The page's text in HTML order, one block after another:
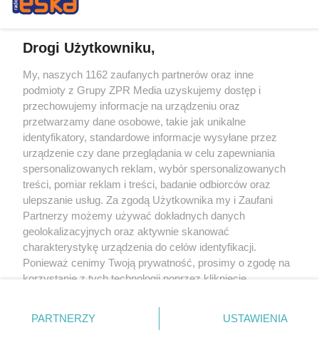
Żaden utwór zamieszczony w serwisie nie może być powielany i
rozpowszechniany lub dalej rozpowszechniany w jakikolwiek sposób (w
tym także elektroniczny lub mechaniczny) na jakimkolwiek polu
eksploatacji w jakiejkolwiek formie, włącznie z umieszczaniem w Internecie
bez pisemnej zgody właściciela praw. Jakiekolwiek użycie lub
wykorzystanie utworów w całości lub w części z naruszeniem prawa, tzn.
bez właściwej zgody, jest zabronione pod groźbą kary i może być ścigane
prawnie.
O nas
Drogi Użytkowniku,
My, naszych 1162 zaufanych partnerów oraz inne
podmioty z Grupy ZPR Media uzyskujemy dostęp i
przechowujemy informacje na urządzeniu oraz
przetwarzamy dane osobowe, takie jak unikalne
identyfikatory, standardowe informacje wysyłane przez
urządzenie czy dane przeglądania w celu zapewniania
spersonalizowanych reklam, wybór spersonalizowanych
treści, pomiar reklam i treści, badanie odbiorców oraz
ulepszanie usług. Za zgodą Użytkownika my i Zaufani
Partnerzy możemy używać dokładnych danych
geolokalizacyjnych oraz aktywnie skanować
charakterystykę urządzenia do celów identyfikacji.
Ponieważ cenimy Twoją prywatność, prosimy o zgodę na
korzystanie z tych technologii poprzez kliknięcie
zmienić/wycofać klikając przycisk ustawień prywatności
znajdujący się w lewym dolnym rogu strony
PARTNERZY USTAWIENIA